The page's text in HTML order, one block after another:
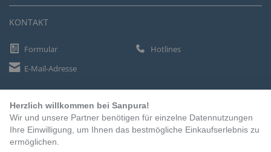
KONTAKT
Formular
Hotlines
E-Mail-Adresse
ZAHLUNGSARTEN
Vorkasse
Herzlich willkommen bei Sanpura!
Wir und unsere Partner benötigen für einzelne Datennutzungen
Ihre Einwilligung, um Ihnen das bestmögliche Einkaufserlebnis zu
ermöglichen.